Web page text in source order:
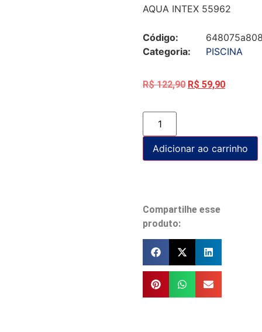
AQUA INTEX 55962
Código:
Categoria:
PISCINA
R$122,90 R$ 59,90
Adicionar ao carrinho
Compartilhe esse
produto: